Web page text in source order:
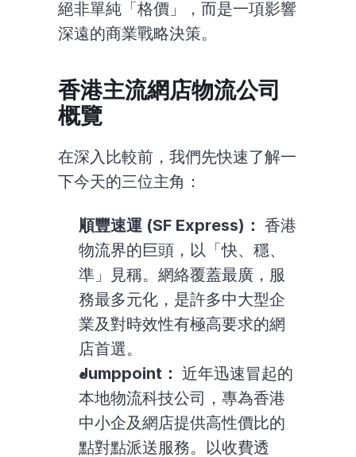
絕非單純「格價」，而是一項影響
深遠的商業戰略決策。
香港主流網店物流公司
概覽
在深入比較前，我們先快速了解一
下今天的三位主角：
順豐速運 (SF Express)： 香港
物流界的巨頭，以「快、穩、
準」見稱。網絡覆蓋最廣，服
務最多元化，是許多中大型企
業及對時效性有極高要求的網
店首選。
Jumppoint： 近年迅速冒起的
本地物流科技公司，專為香港
中小企及網店提供高性價比的
點對點派送服務。以收費透